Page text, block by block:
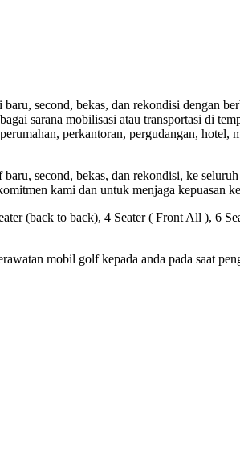
second, bekas, dan rekondisi dengan
sarana mobilisasi atau transportasi di
perkantoran, pergudangan,
second, bekas, dan rekondisi, ke
kami dan untuk menjaga kepuasan
(back to back), 4 Seater ( Front All ), 6
mobil golf kepada anda pada saat